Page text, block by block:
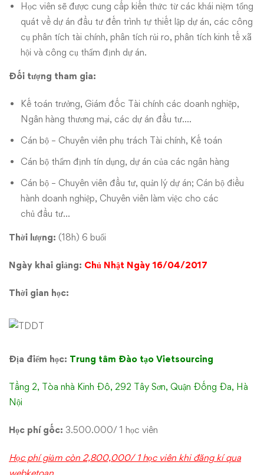
Học viên sẽ được cung cấp kiến thức từ các khái niệm tổng
quát về dự án đầu tư đến trình tự thiết lập dự án, các công
cụ phân tích tài chính, phân tích rủi ro, phân tích kinh tế xã
hội và công cụ thẩm định dự án.
Đối tượng tham gia:
Kế toán trưởng, Giám đốc Tài chính các doanh nghiệp,
Ngân hàng thương mại, các dự án đầu tư….
Cán bộ – Chuyên viên phụ trách Tài chính, Kế toán
Cán bộ thẩm định tín dụng, dự án của các ngân hàng
Cán bộ – Chuyên viên đầu tư, quản lý dự án; Cán bộ điều
hành doanh nghiệp, Chuyên viên làm việc cho các
chủ đầu tư…
Thời lượng: (18h) 6 buổi
Ngày khai giảng: Chủ Nhật Ngày 16/04/2017
Thời gian học:
Địa điểm học: Trung tâm Đào tạo Vietsourcing
Tầng 2, Tòa nhà Kinh Đô, 292 Tây Sơn, Quận Đống Đa, Hà
Nội
Học phí gốc: 3.500.000/ 1 học viên
Học phí giảm còn 2,800,000/ 1 học viên khi đăng kí qua